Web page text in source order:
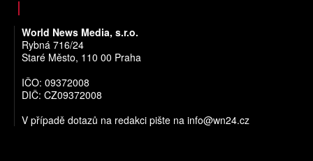
World News Media, s.r.o.
Rybná 716/24
Staré Město, 110 00 Praha
IČO: 09372008
DIČ: CZ09372008
V případě dotazů na redakci pište na info@wn24.cz